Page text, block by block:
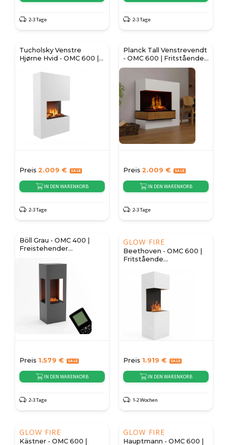
2-3 Tage 2-3 Tage
Tucholsky Venstre
Hjørne Hvid - OMC 600 |
Preis 2.009 €
IN DEN WARENKORB
2-3 Tage
Planck Tall Venstrevendt
- OMC 600 | Fritstående
vanddamppejs
Preis 2.009 €
IN DEN WARENKORB
2-3 Tage
Böll Grau - OMC 400 |
Freistehender
Preis 1.579 €
IN DEN WARENKORB
2-3 Tage
GLOW FIRE
Beethoven - OMC 600 |
Fritstående
Preis 1.919 €
IN DEN WARENKORB
1-2 Wochen
GLOW FIRE
Kästner - OMC 600 |
GLOW FIRE
Hauptmann - OMC 600 |